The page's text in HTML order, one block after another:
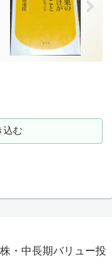
込む
・中長期バリュー投